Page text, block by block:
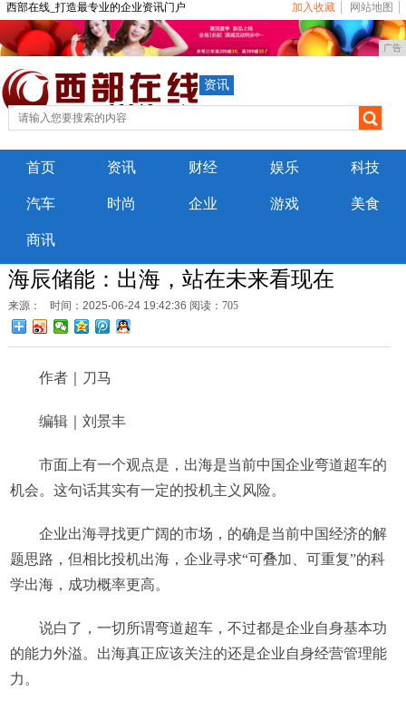
西部在线_打造最专业的企业资讯门户 加入收藏 网站地图
广告
资讯
首页 资讯 财经 娱乐 科技
汽车 时尚 企业 游戏 美食
商讯
海辰储能：出海，站在未来看现在
来源： 时间：2025-06-24 19:42:36 阅读：705
作者｜刀马
编辑｜刘景丰
市面上有一个观点是，出海是当前中国企业弯道超车的
机会。这句话其实有一定的投机主义风险。
企业出海寻找更广阔的市场，的确是当前中国经济的解
题思路，但相比投机出海，企业寻求“可叠加、可重复”的科
学出海，成功概率更高。
说白了，一切所谓弯道超车，不过都是企业自身基本功
的能力外溢。出海真正应该关注的还是企业自身经营管理能
力。